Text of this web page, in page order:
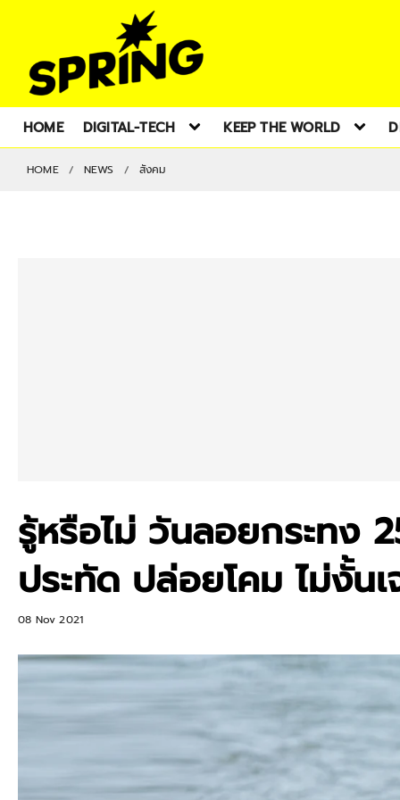
HOME DIGITAL-TECH KEEP THE WORLD
HOME NEWS สังคม
รู้หรือไม่ วันลอยกระทง
ประทัด ปล่อยโคม ไม่งั้น
08 Nov 2021